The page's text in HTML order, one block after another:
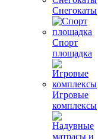
Снегокаты
Спорт
площадка
Игровые
комплексы